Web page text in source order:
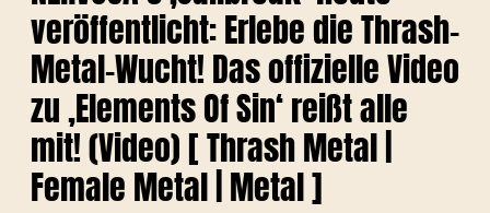
veröffentlicht: Erlebe die Thrash-
Metal-Wucht! Das offizielle Video
zu ‚Elements Of Sin‘ reißt alle
mit! (Video) [ Thrash Metal |
Female Metal | Metal ]